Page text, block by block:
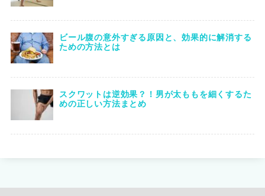
ビール腹の意外すぎる原因と、効果的に解消する
ための方法とは
スクワットは逆効果？！男が太ももを細くするた
めの正しい方法まとめ